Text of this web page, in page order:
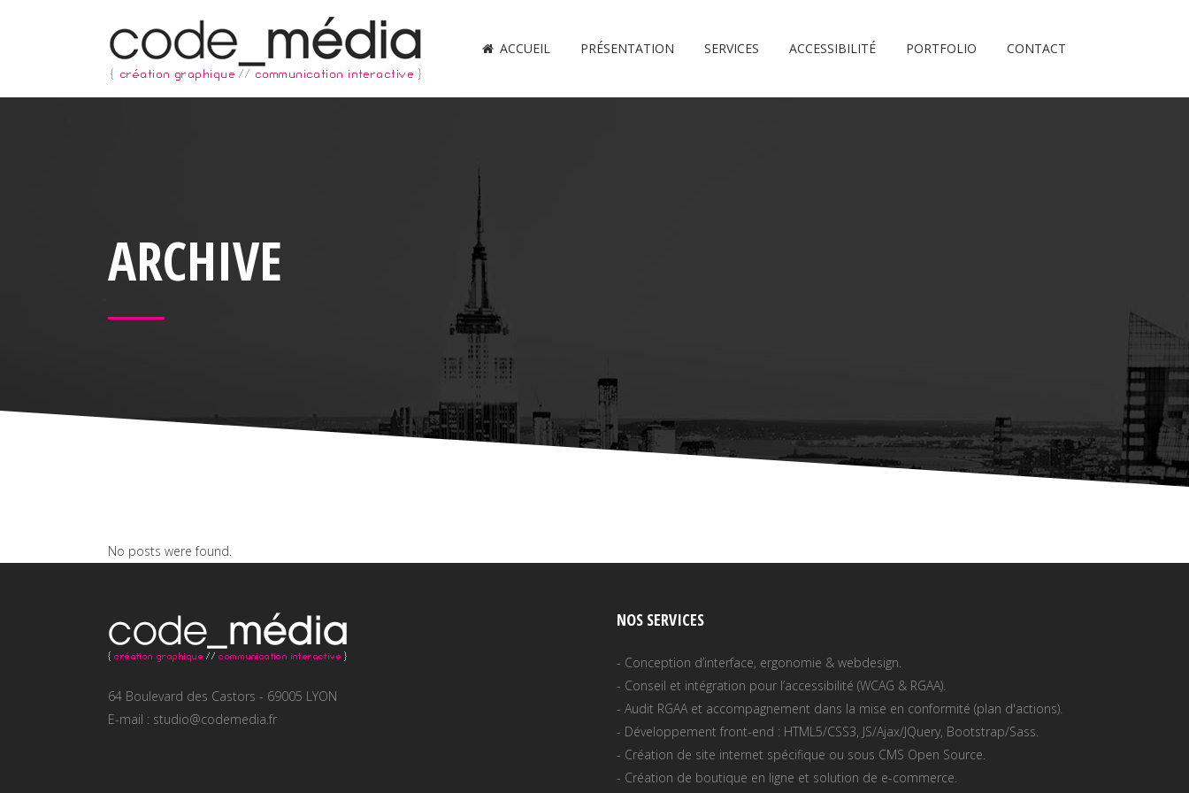
ACCUEIL PRÉSENTATION SERVICES ACCESSIBILITÉ PORTFOLIO CONTACT
ARCHIVE
No posts were found.
64 Boulevard des Castors - 69005 LYON
E-mail : studio@codemedia.fr
NOS SERVICES
- Conception d’interface, ergonomie & webdesign.
- Conseil et intégration pour l’accessibilité (WCAG & RGAA).
- Audit RGAA et accompagnement dans la mise en conformité (plan d'actions).
- Développement front-end : HTML5/CSS3, JS/Ajax/JQuery, Bootstrap/Sass.
- Création de site internet spécifique ou sous CMS Open Source.
- Création de boutique en ligne et solution de e-commerce.